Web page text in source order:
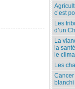
c’est
Les
d’un
La
la
le
Les
blanchi